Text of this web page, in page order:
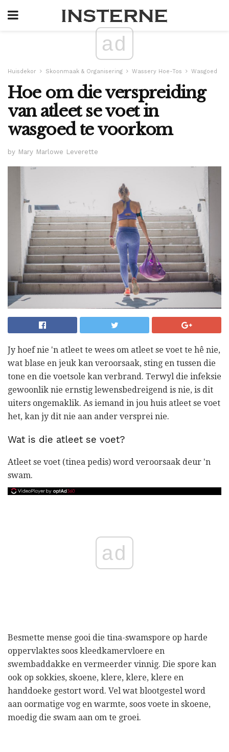
ad
Huisdekor Skoonmaak & Organisering Wassery Hoe-Tos Wasgoed
Hoe om die verspreiding
van atleet se voet in
wasgoed te voorkom
by Mary Marlowe Leverette
Jy hoef nie 'n atleet te wees om atleet se voet te hê nie,
wat blase en jeuk kan veroorsaak, sting en tussen die
tone en die voetsole kan verbrand. Terwyl die infeksie
gewoonlik nie ernstig lewensbedreigend is nie, is dit
uiters ongemaklik. As iemand in jou huis atleet se voet
het, kan jy dit nie aan ander versprei nie.
Wat is die atleet se voet?
Atleet se voet (tinea pedis) word veroorsaak deur 'n
swam.
ad
Besmette mense gooi die tina-swamspore op harde
oppervlaktes soos kleedkamervloere en
swembaddakke en vermeerder vinnig. Die spore kan
ook op sokkies, skoene, klere, klere, klere en
handdoeke gestort word. Vel wat blootgestel word
aan oormatige vog en warmte, soos voete in skoene,
moedig die swam aan om te groei.